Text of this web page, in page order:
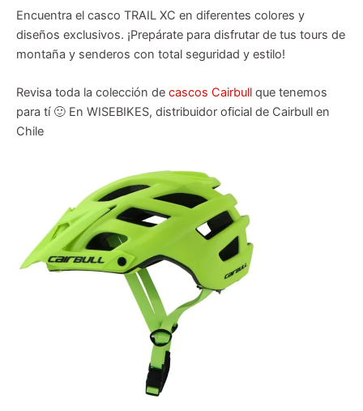
Encuentra el casco TRAIL XC en diferentes colores y
diseños exclusivos. ¡Prepárate para disfrutar de tus tours de
montaña y senderos con total seguridad y estilo!
Revisa toda la colección de cascos Cairbull que tenemos
para tí 🙂 En WISEBIKES, distribuidor oficial de Cairbull en
Chile